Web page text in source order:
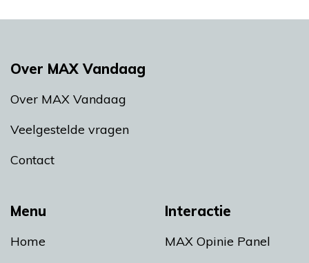
Menu
Home
Interactie
MAX Opinie Panel
Over MAX Vandaag
Over MAX Vandaag
Veelgestelde vragen
Contact